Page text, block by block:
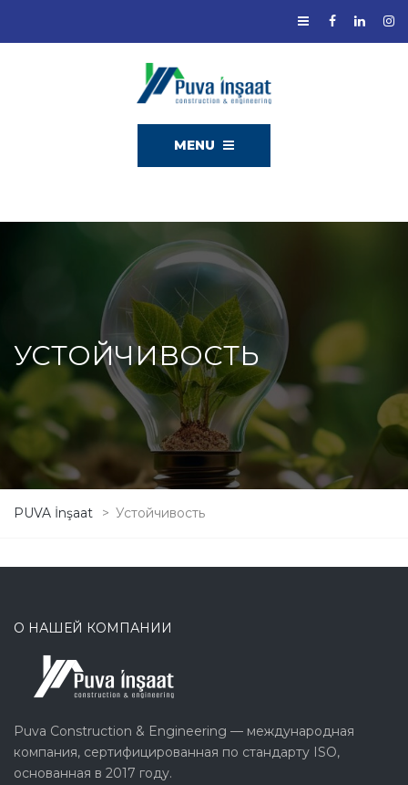
MENU
УСТОЙЧИВОСТЬ
PUVA İnşaat > Устойчивость
О НАШЕЙ КОМПАНИИ
Puva Construction & Engineering — международная
компания, сертифицированная по стандарту ISO,
основанная в 2017 году.